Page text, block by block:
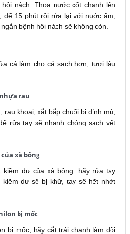
nách: Thoa nước cốt chanh lên
để 15 phút rồi rửa lại với nước ấm,
bệnh hôi nách sẽ không còn.
cá làm cho cá sạch hơn, tươi lâu
rau
rau khoai, xắt bắp chuối bị dính mủ,
rửa tay sẽ nhanh chóng sạch vết
xà bông
kiềm dư của xà bông, hãy rửa tay
kiềm dư sẽ bị khử, tay sẽ hết nhớt
bị mốc
bị mốc, hãy cắt trái chanh làm đôi